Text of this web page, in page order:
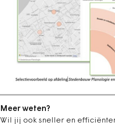
Meer weten?
Wil jij ook sneller en